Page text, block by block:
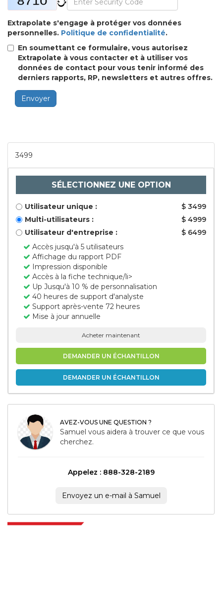
Extrapolate s'engage à protéger vos données
personnelles. Politique de confidentialité.
En soumettant ce formulaire, vous autorisez
Extrapolate à vous contacter et à utiliser vos
données de contact pour vous tenir informé des
derniers rapports, RP, newsletters et autres offres.
Envoyer
3499
SÉLECTIONNEZ UNE OPTION
Utilisateur unique :
$ 3499
Multi-utilisateurs :
$ 4999
Utilisateur d'entreprise :
$ 6499
Accès jusqu'à 5 utilisateurs
Affichage du rapport PDF
Impression disponible
Accès à la fiche technique/li>
Up Jusqu'à 10 % de personnalisation
40 heures de support d'analyste
Support après-vente 72 heures
Mise à jour annuelle
Acheter maintenant
DEMANDER UN ÉCHANTILLON
DEMANDER UN ÉCHANTILLON
AVEZ-VOUS UNE QUESTION ?
Samuel vous aidera à trouver ce que vous
cherchez.
Appelez : 888-328-2189
Envoyez un e-mail à Samuel